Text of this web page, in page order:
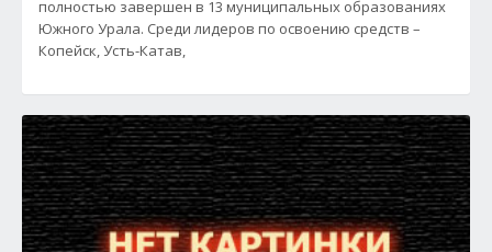
полностью завершен в 13 муниципальных образованиях
Южного Урала. Среди лидеров по освоению средств –
Копейск, Усть-Катав,